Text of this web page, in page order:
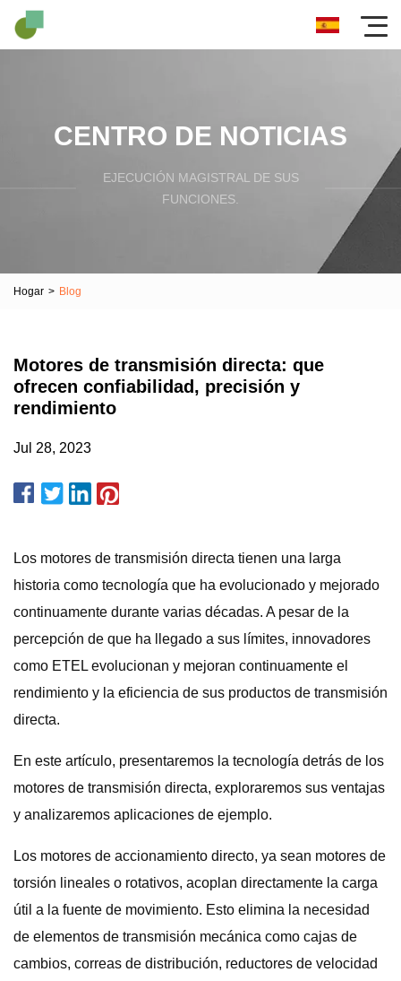
CENTRO DE NOTICIAS
EJECUCIÓN MAGISTRAL DE SUS
FUNCIONES.
Hogar > Blog
Motores de transmisión directa: que
ofrecen confiabilidad, precisión y
rendimiento
Jul 28, 2023
Los motores de transmisión directa tienen una larga
historia como tecnología que ha evolucionado y mejorado
continuamente durante varias décadas. A pesar de la
percepción de que ha llegado a sus límites, innovadores
como ETEL evolucionan y mejoran continuamente el
rendimiento y la eficiencia de sus productos de transmisión
directa.
En este artículo, presentaremos la tecnología detrás de los
motores de transmisión directa, exploraremos sus ventajas
y analizaremos aplicaciones de ejemplo.
Los motores de accionamiento directo, ya sean motores de
torsión lineales o rotativos, acoplan directamente la carga
útil a la fuente de movimiento. Esto elimina la necesidad
de elementos de transmisión mecánica como cajas de
cambios, correas de distribución, reductores de velocidad